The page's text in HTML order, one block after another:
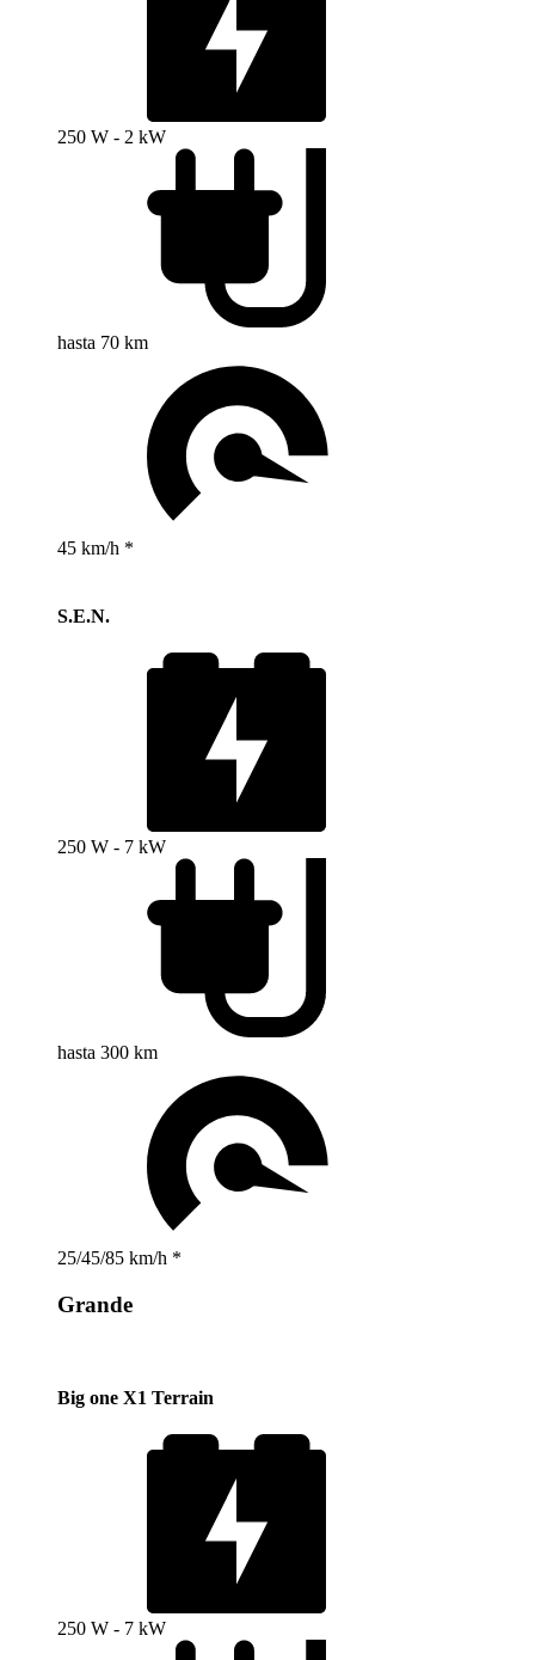
250 W - 2 kW
hasta 70 km
45 km/h *
S.E.N.
250 W - 7 kW
hasta 300 km
25/45/85 km/h *
Grande
Big one X1 Terrain
250 W - 7 kW